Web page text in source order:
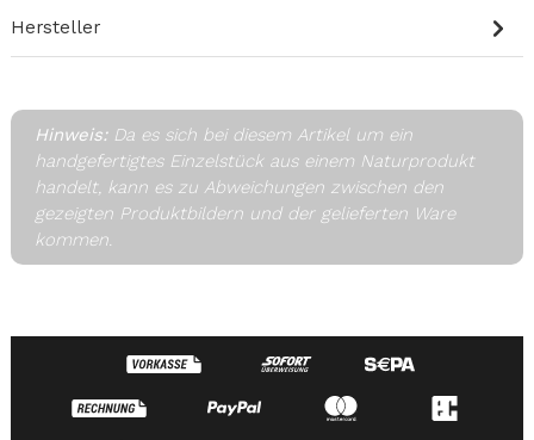
Hersteller
Hinweis: Da es sich bei diesem Artikel um ein
handgefertigtes Einzelstück aus einem Naturprodukt
handelt, kann es zu Abweichungen zwischen den
gezeigten Produktbildern und der gelieferten Ware
kommen.